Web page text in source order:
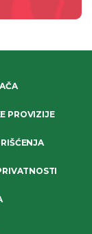
PROVIZIJE